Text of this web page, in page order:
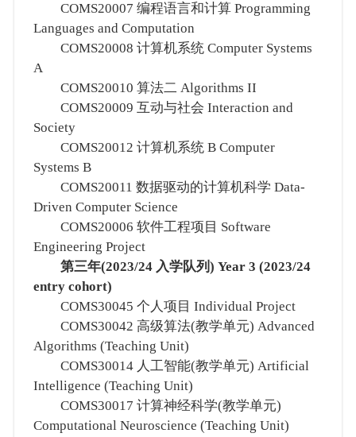
COMS20007 编程语言和计算 Programming
Languages and Computation
COMS20008 计算机系统 Computer Systems
A
COMS20010 算法二 Algorithms II
COMS20009 互动与社会 Interaction and
Society
COMS20012 计算机系统 B Computer
Systems B
COMS20011 数据驱动的计算机科学 Data-
Driven Computer Science
COMS20006 软件工程项目 Software
Engineering Project
第三年(2023/24 入学队列) Year 3 (2023/24
entry cohort)
COMS30045 个人项目 Individual Project
COMS30042 高级算法(教学单元) Advanced
Algorithms (Teaching Unit)
COMS30014 人工智能(教学单元) Artificial
Intelligence (Teaching Unit)
COMS30017 计算神经科学(教学单元)
Computational Neuroscience (Teaching Unit)